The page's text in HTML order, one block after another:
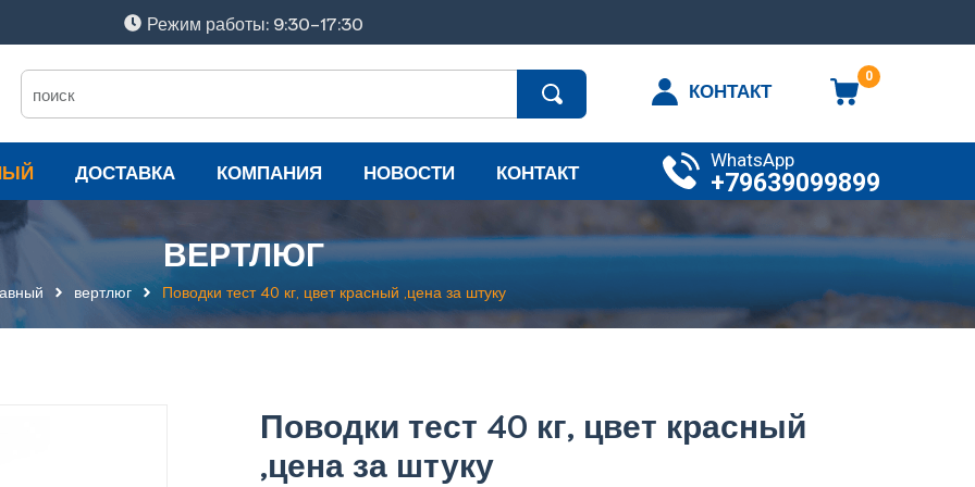
Режим работы: 9:30-17:30
0
КОНТАКТ
ДОСТАВКА КОМПАНИЯ НОВОСТИ КОНТАКТ WhatsApp
+79639099899
ВЕРТЛЮГ
вертлюг Поводки тест 40 кг, цвет красный ,цена за штуку
Поводки тест 40 кг, цвет красный
,цена за штуку